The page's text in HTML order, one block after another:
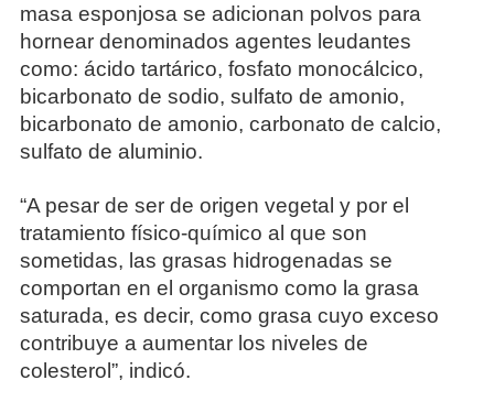
masa esponjosa se adicionan polvos para
hornear denominados agentes leudantes
como: ácido tartárico, fosfato monocálcico,
bicarbonato de sodio, sulfato de amonio,
bicarbonato de amonio, carbonato de calcio,
sulfato de aluminio.
“A pesar de ser de origen vegetal y por el
tratamiento físico-químico al que son
sometidas, las grasas hidrogenadas se
comportan en el organismo como la grasa
saturada, es decir, como grasa cuyo exceso
contribuye a aumentar los niveles de
colesterol”, indicó.